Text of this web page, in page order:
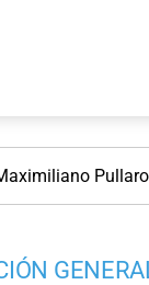
Pullaro